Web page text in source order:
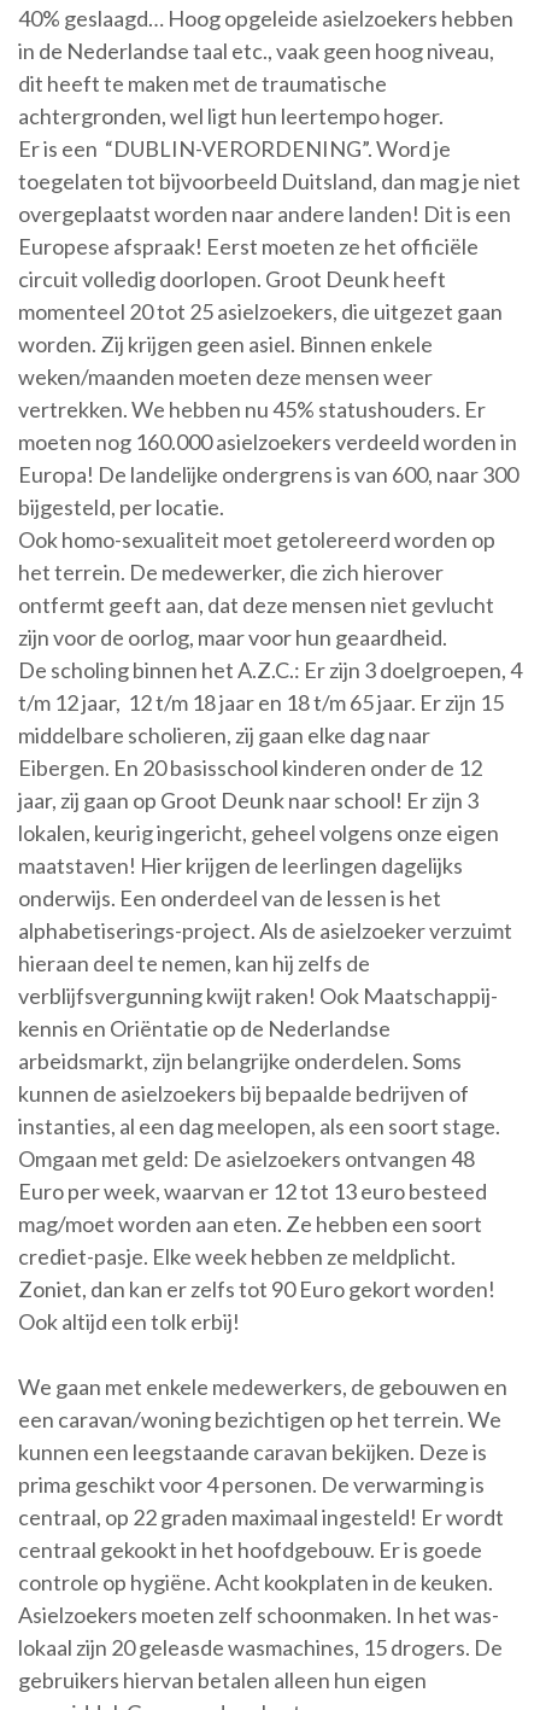
40% geslaagd… Hoog opgeleide asielzoekers hebben
in de Nederlandse taal etc., vaak geen hoog niveau,
dit heeft te maken met de traumatische
achtergronden, wel ligt hun leertempo hoger.
Er is een “DUBLIN-VERORDENING”. Word je
toegelaten tot bijvoorbeeld Duitsland, dan mag je niet
overgeplaatst worden naar andere landen! Dit is een
Europese afspraak! Eerst moeten ze het officiële
circuit volledig doorlopen. Groot Deunk heeft
momenteel 20 tot 25 asielzoekers, die uitgezet gaan
worden. Zij krijgen geen asiel. Binnen enkele
weken/maanden moeten deze mensen weer
vertrekken. We hebben nu 45% statushouders. Er
moeten nog 160.000 asielzoekers verdeeld worden in
Europa! De landelijke ondergrens is van 600, naar 300
bijgesteld, per locatie.
Ook homo-sexualiteit moet getolereerd worden op
het terrein. De medewerker, die zich hierover
ontfermt geeft aan, dat deze mensen niet gevlucht
zijn voor de oorlog, maar voor hun geaardheid.
De scholing binnen het A.Z.C.: Er zijn 3 doelgroepen, 4
t/m 12 jaar, 12 t/m 18 jaar en 18 t/m 65 jaar. Er zijn 15
middelbare scholieren, zij gaan elke dag naar
Eibergen. En 20 basisschool kinderen onder de 12
jaar, zij gaan op Groot Deunk naar school! Er zijn 3
lokalen, keurig ingericht, geheel volgens onze eigen
maatstaven! Hier krijgen de leerlingen dagelijks
onderwijs. Een onderdeel van de lessen is het
alphabetiserings-project. Als de asielzoeker verzuimt
hieraan deel te nemen, kan hij zelfs de
verblijfsvergunning kwijt raken! Ook Maatschappij-
kennis en Oriëntatie op de Nederlandse
arbeidsmarkt, zijn belangrijke onderdelen. Soms
kunnen de asielzoekers bij bepaalde bedrijven of
instanties, al een dag meelopen, als een soort stage.
Omgaan met geld: De asielzoekers ontvangen 48
Euro per week, waarvan er 12 tot 13 euro besteed
mag/moet worden aan eten. Ze hebben een soort
crediet-pasje. Elke week hebben ze meldplicht.
Zoniet, dan kan er zelfs tot 90 Euro gekort worden!
Ook altijd een tolk erbij!
We gaan met enkele medewerkers, de gebouwen en
een caravan/woning bezichtigen op het terrein. We
kunnen een leegstaande caravan bekijken. Deze is
prima geschikt voor 4 personen. De verwarming is
centraal, op 22 graden maximaal ingesteld! Er wordt
centraal gekookt in het hoofdgebouw. Er is goede
controle op hygiëne. Acht kookplaten in de keuken.
Asielzoekers moeten zelf schoonmaken. In het was-
lokaal zijn 20 geleasde wasmachines, 15 drogers. De
gebruikers hiervan betalen alleen hun eigen